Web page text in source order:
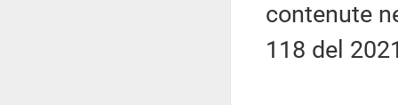
contenute
118 del